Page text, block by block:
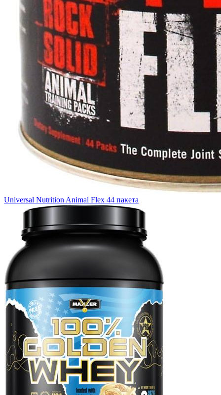
Universal Nutrition Animal Flex 44 пакета